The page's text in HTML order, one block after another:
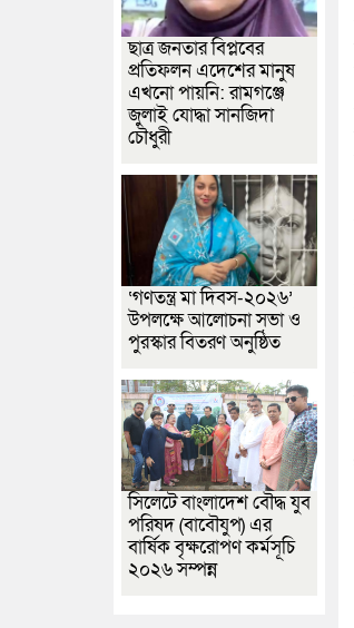
ছাত্র জনতার বিপ্লবের
প্রতিফলন এদেশের মানুষ
এখনো পায়নি: রামগঞ্জে
জুলাই যোদ্ধা সানজিদা
চৌধুরী
‘গণতন্ত্র মা দিবস-২০২৬’
উপলক্ষে আলোচনা সভা ও
পুরস্কার বিতরণ অনুষ্ঠিত
সিলেটে বাংলাদেশ বৌদ্ধ যুব
পরিষদ (বাবৌযুপ) এর
বার্ষিক বৃক্ষরোপণ কর্মসূচি
২০২৬ সম্পন্ন